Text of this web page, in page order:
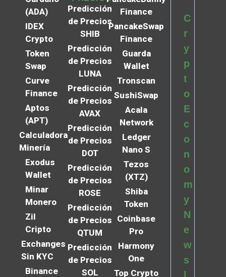
(ADA)
IDEX
Crypto
Token
Swap
Curve
Finance
Aptos
(APT)
Calculadora
Minería
Exodus
Wallet
Minar
Monero
Zil
Cripto
Exchanges
Sin KYC
Binance
Predicción
de Precios
SHIB
Predicción
de Precios
LUNA
Predicción
de Precios
AVAX
Predicción
de Precios
DOT
Predicción
de Precios
ROSE
Predicción
de Precios
QTUM
Predicción
de Precios
SOL
Finance
PancakeSwap
Finance
Guarda
Wallet
Tronscan
SushiSwap
Acala
Network
Ledger
Nano S
Tezos
(XTZ)
Shiba
Token
Coinbase
Pro
Harmony
One
Top Crypto
C
r
y
p
t
o
E
c
o
n
o
m
y
N
e
w
s